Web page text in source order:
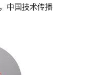
中国技术传播